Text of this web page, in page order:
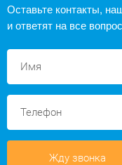
Оставьте контакты,
и ответят на все
Жду звонка